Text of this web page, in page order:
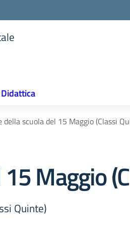
Didattica
della scuola del 15 Maggio (Classi
Maggio
Quinte)